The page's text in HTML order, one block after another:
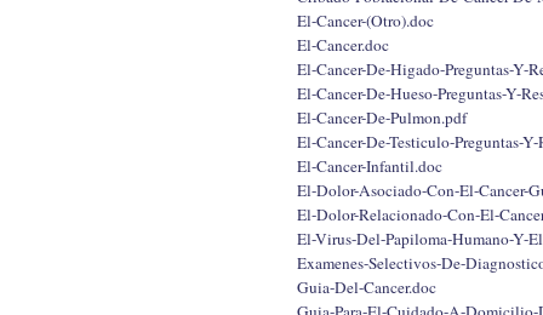
El-Cancer-(Otro).doc
El-Cancer.doc
El-Cancer-De-Higado-Preguntas-Y-
El-Cancer-De-Hueso-Preguntas-Y-
El-Cancer-De-Pulmon.pdf
El-Cancer-De-Testiculo-Preguntas-Y-
El-Cancer-Infantil.doc
El-Dolor-Asociado-Con-El-Cancer-
El-Dolor-Relacionado-Con-El-
El-Virus-Del-Papiloma-Humano-Y-
Examenes-Selectivos-De-
Guia-Del-Cancer.doc